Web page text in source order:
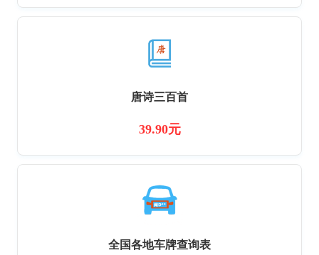
唐诗三百首
39.90元
全国各地车牌查询表